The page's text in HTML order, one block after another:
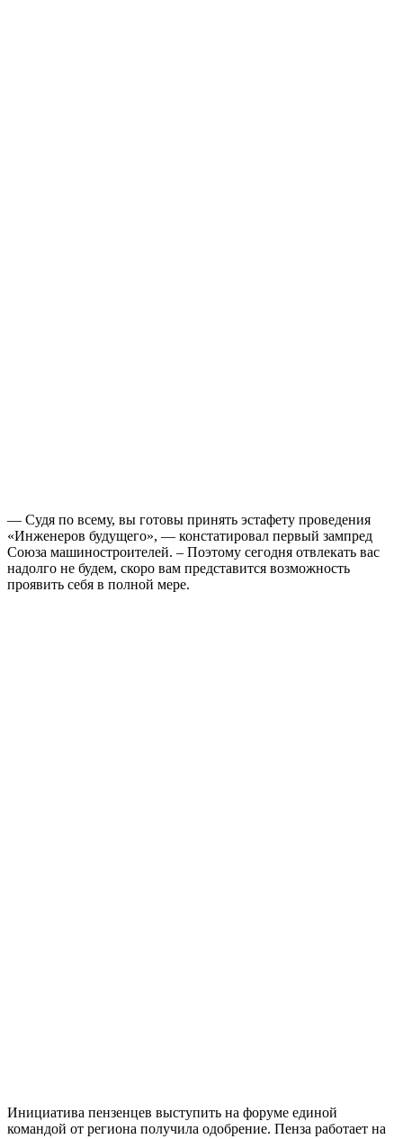
— Судя по всему, вы готовы принять эстафету проведения
«Инженеров будущего», — констатировал первый зампред
Союза машиностроителей. – Поэтому сегодня отвлекать вас
надолго не будем, скоро вам представится возможность
проявить себя в полной мере.
Инициатива пензенцев выступить на форуме единой
командой от региона получила одобрение. Пенза работает на